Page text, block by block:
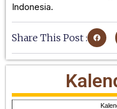
Indonesia.
Share This Post :